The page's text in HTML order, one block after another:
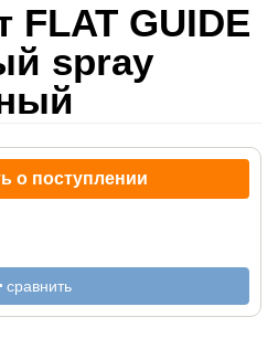
FLAT GUIDE
spray
о поступлении
сравнить